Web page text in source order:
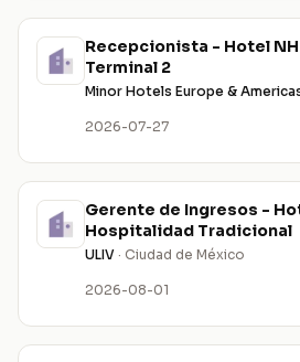
Recepcionista - Hotel
Terminal 2
Minor Hotels Europe &
2026-07-27
Gerente de Ingresos -
Hospitalidad Tradicional
ULIV · Ciudad de México
2026-08-01